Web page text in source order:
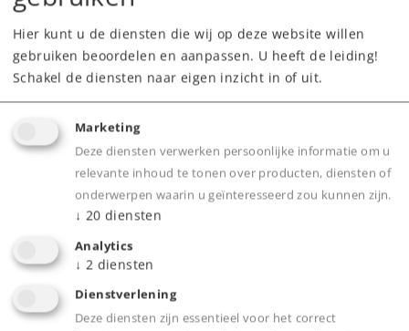
Product
Productinfo
Hier kunt u de diensten die wij op deze website willen
gebruiken beoordelen en aanpassen. U heeft de leiding!
Schakel de diensten naar eigen inzicht in of uit.
Marketing
Deze diensten verwerken persoonlijke informatie om u
relevante inhoud te tonen over producten, diensten of
onderwerpen waarin u geïnteresseerd zou kunnen zijn.
↓ 20 diensten
Analytics
↓ 2 diensten
Dienstverlening
Deze diensten zijn essentieel voor het correct